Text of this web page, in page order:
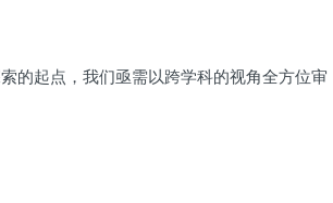
的起点，我们亟需以跨学科的视角全方位审